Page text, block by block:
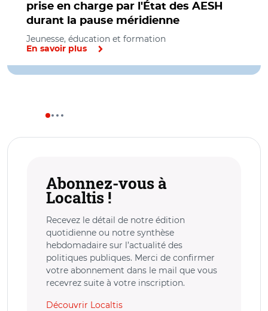
prise en charge par l'État des AESH
durant la pause méridienne
Jeunesse, éducation et formation
En savoir plus
Abonnez-vous à
Localtis !
Recevez le détail de notre édition
quotidienne ou notre synthèse
hebdomadaire sur l’actualité des
politiques publiques. Merci de confirmer
votre abonnement dans le mail que vous
recevrez suite à votre inscription.
Découvrir Localtis